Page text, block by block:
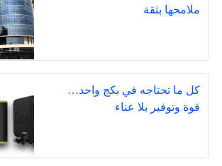
ملامحها بثقة
كل ما تحتاجه في بكج واحد…
قوة وتوفير بلا عناء